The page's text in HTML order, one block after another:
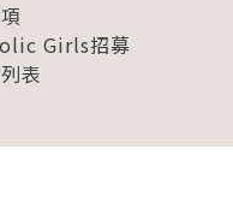
Girls招募
表